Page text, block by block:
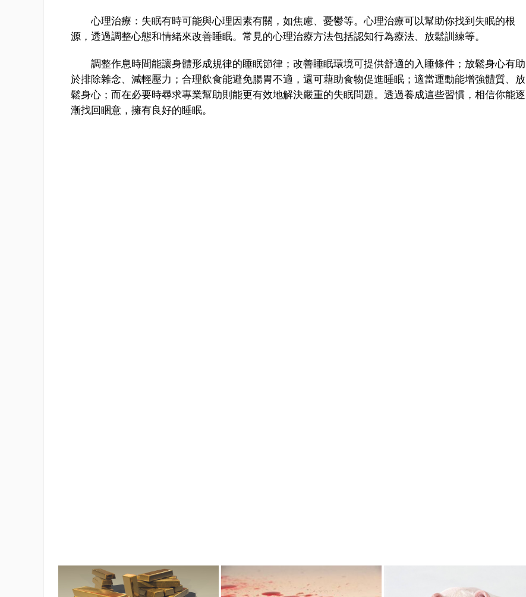
心理治療：失眠有時可能與心理因素有關，如焦慮、憂鬱等。心理治療可以幫助你找到失眠的根
源，透過調整心態和情緒來改善睡眠。常見的心理治療方法包括認知行為療法、放鬆訓練等。
調整作息時間能讓身體形成規律的睡眠節律；改善睡眠環境可提供舒適的入睡條件；放鬆身心有助
於排除雜念、減輕壓力；合理飲食能避免腸胃不適，還可藉助食物促進睡眠；適當運動能增強體質、放
鬆身心；而在必要時尋求專業幫助則能更有效地解決嚴重的失眠問題。透過養成這些習慣，相信你能逐
漸找回睏意，擁有良好的睡眠。